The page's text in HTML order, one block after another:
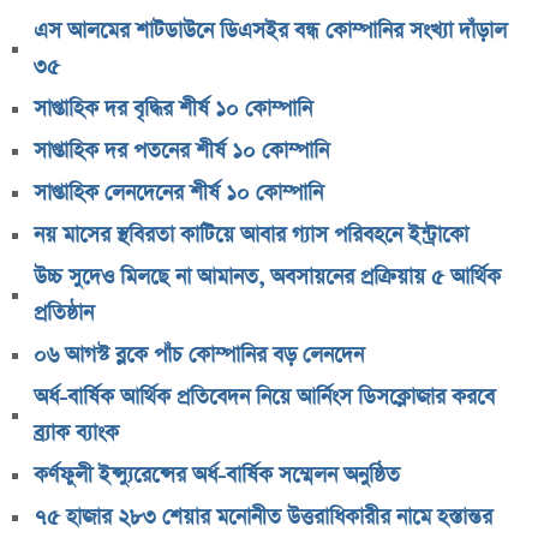
বাজুসের নতুন ঘোষণা, রেকর্ড দামে সোনা বিক্রি শুরু
আইনি নোটিশ পাঠালেন আসিফ মাহমুদ, ৭ দিনের
আল্টিমেটাম
প্রশাসক সরল, নতুন অধ্যায়ে সোশ্যাল ইসলামী ব্যাংক
ভারত ও আওয়ামী লীগ ইস্যুতে পররাষ্ট্র প্রতিমন্ত্রীর মন্তব্য
এসএসসির ফল প্রকাশের তারিখ ঘোষণা
সৌদিতে বাংলাদেশিদের জন্য বড় সুখবর
নয় মাসের স্থবিরতা কাটিয়ে আবার গ্যাস পরিবহনে ইন্ট্রাকো
উচ্চ সুদেও মিলছে না আমানত, অবসায়নের প্রক্রিয়ায় ৫
আর্থিক প্রতিষ্ঠান
রাষ্ট্রপতি নির্বাচনের চূড়ান্ত তারিখ ঘোষণা
সাকিবের বাড়িতে হামলার পর কড়া প্রতিক্রিয়া পশ্চিমবঙ্গের
মন্ত্রীর
এস আলমের শাটডাউনে ডিএসইর বন্ধ কোম্পানির সংখ্যা দাঁড়াল
৩৫
সাপ্তাহিক দর বৃদ্ধির শীর্ষ ১০ কোম্পানি
সাপ্তাহিক দর পতনের শীর্ষ ১০ কোম্পানি
সাপ্তাহিক লেনদেনের শীর্ষ ১০ কোম্পানি
নয় মাসের স্থবিরতা কাটিয়ে আবার গ্যাস পরিবহনে ইন্ট্রাকো
উচ্চ সুদেও মিলছে না আমানত, অবসায়নের প্রক্রিয়ায় ৫ আর্থিক
প্রতিষ্ঠান
০৬ আগস্ট ব্লকে পাঁচ কোম্পানির বড় লেনদেন
অর্ধ-বার্ষিক আর্থিক প্রতিবেদন নিয়ে আর্নিংস ডিসক্লোজার করবে
ব্র্যাক ব্যাংক
কর্ণফুলী ইন্স্যুরেন্সের অর্ধ-বার্ষিক সম্মেলন অনুষ্ঠিত
৭৫ হাজার ২৮৩ শেয়ার মনোনীত উত্তরাধিকারীর নামে হস্তান্তর